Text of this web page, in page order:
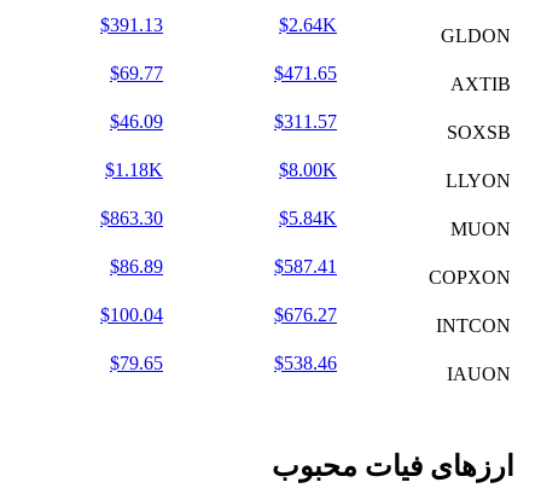
GLDON
$2.64K
$391.13
AXTIB
$471.65
$69.77
SOXSB
$311.57
$46.09
LLYON
$8.00K
$1.18K
MUON
$5.84K
$863.30
COPXON
$587.41
$86.89
INTCON
$676.27
$100.04
IAUON
$538.46
$79.65
ارزهای فیات محبوب